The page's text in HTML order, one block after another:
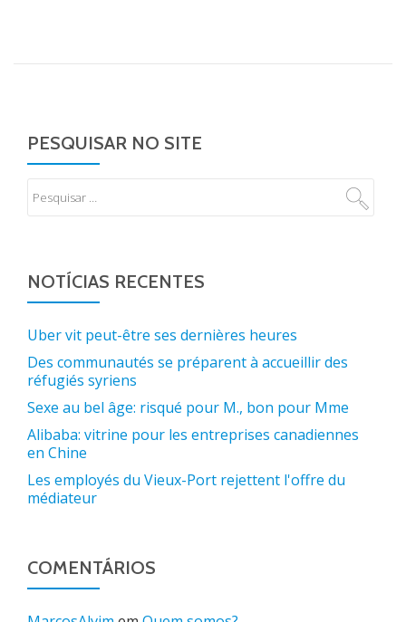
PESQUISAR NO SITE
NOTÍCIAS RECENTES
Uber vit peut-être ses dernières heures
Des communautés se préparent à accueillir des
réfugiés syriens
Sexe au bel âge: risqué pour M., bon pour Mme
Alibaba: vitrine pour les entreprises canadiennes
en Chine
Les employés du Vieux-Port rejettent l'offre du
médiateur
COMENTÁRIOS